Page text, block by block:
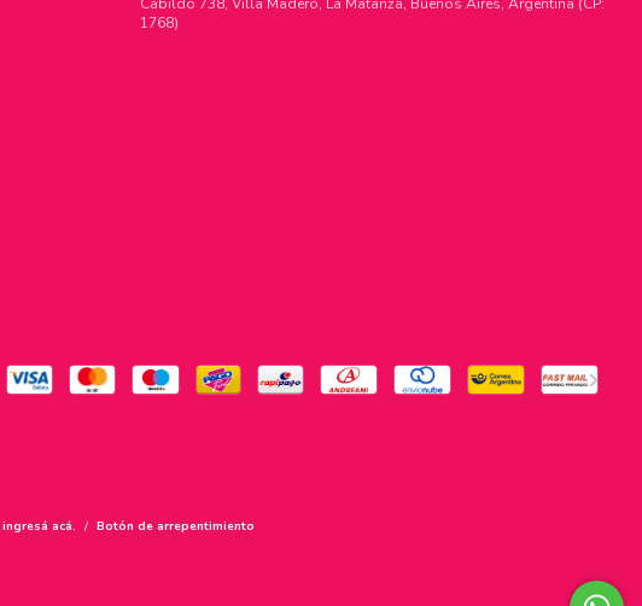
1768)
ingresá acá. / Botón de arrepentimiento